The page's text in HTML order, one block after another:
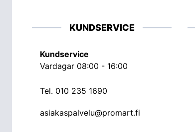
KUNDSERVICE
Kundservice
Vardagar 08:00 - 16:00
Tel. 010 235 1690
asiakaspalvelu@promart.fi